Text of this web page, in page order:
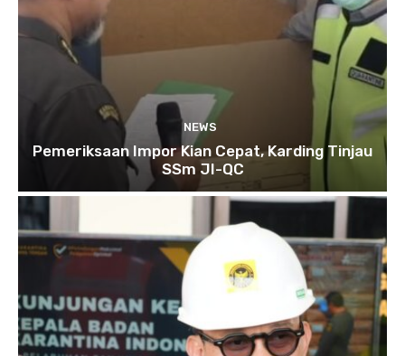
NEWS
Pemeriksaan Impor Kian Cepat, Karding Tinjau
SSm JI-QC